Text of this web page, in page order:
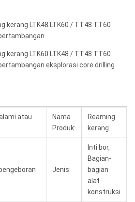
kerang LTK48 LTK60 / TT48 TT60
kerang LTK60 LTK48 / TT48 TT60
eksplorasi core drilling
atau
Nama
Produk:
Reaming
kerang
Jenis:
Inti bor,
Bagian-
bagian
alat
konstruksi